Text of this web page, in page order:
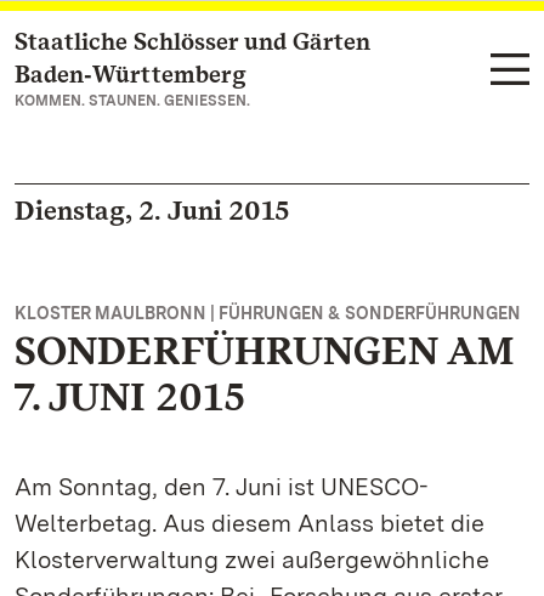
Zum Hauptinhalt springen
Staatliche Schlösser und Gärten
Baden‑Württemberg
KOMMEN. STAUNEN. GENIESSEN.
Dienstag, 2. Juni 2015
KLOSTER MAULBRONN | FÜHRUNGEN & SONDERFÜHRUNGEN
SONDERFÜHRUNGEN AM
7. JUNI 2015
Am Sonntag, den 7. Juni ist UNESCO-
Welterbetag. Aus diesem Anlass bietet die
Klosterverwaltung zwei außergewöhnliche